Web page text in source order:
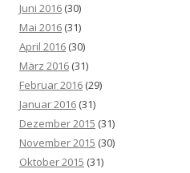
Juni 2016 (30)
Mai 2016 (31)
April 2016 (30)
März 2016 (31)
Februar 2016 (29)
Januar 2016 (31)
Dezember 2015 (31)
November 2015 (30)
Oktober 2015 (31)